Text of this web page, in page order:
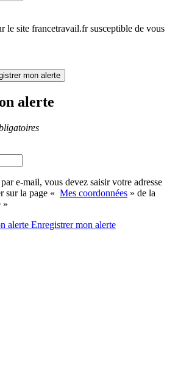
le site francetravail.fr susceptible de vous
mon alerte
alerte
e-mail, vous devez saisir votre adresse
sur la page « Mes coordonnées » de la
»
alerte Enregistrermon alerte